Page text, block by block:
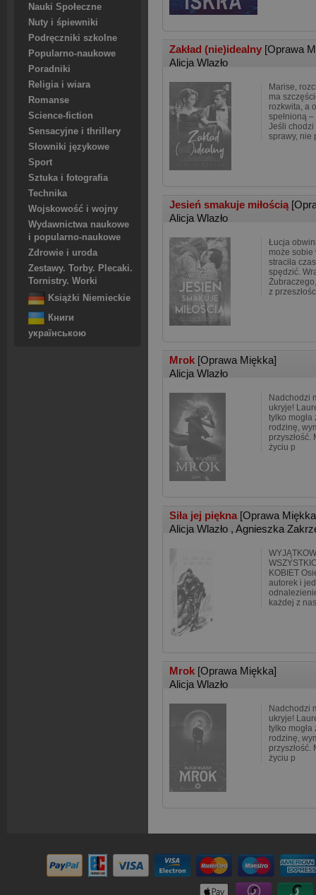
Nauki Społeczne
Nuty i śpiewniki
Podręczniki szkolne
Popularno-naukowe
Poradniki
Religia i wiara
Romanse
Science-fiction
Sensacyjne i thrillery
Słowniki językowe
Sport
Sztuka i fotografia
Technika
Wojskowość i wojny
Wydawnictwa naukowe
i popularno-naukowe
Zdrowie i uroda
Zestawy. Torby. Plecaki.
Tornistry. Worki
Książki Niemieckie
Книги
українською
Zakład (nie)idealny [Oprawa
Alicja Wlazło
Marise,
ma
rozkwita, a
spełnioną
Jeśli chodzi
sprawy, nie
Jesień smakuje miłością
Alicja Wlazło
Łucja
może sobie
straciła
spędzić.
z
Mrok [Oprawa Miękka]
Alicja Wlazło
Nadchodzi
ukryje!
tylko
rodzinę,
przyszłość.
życiu p
Siła jej piękna [Oprawa
Alicja Wlazło , Agnieszka
KOBIET
autorek i
każdej z
Mrok [Oprawa Miękka]
Alicja Wlazło
Nadchodzi
ukryje!
tylko
rodzinę,
przyszłość.
życiu p